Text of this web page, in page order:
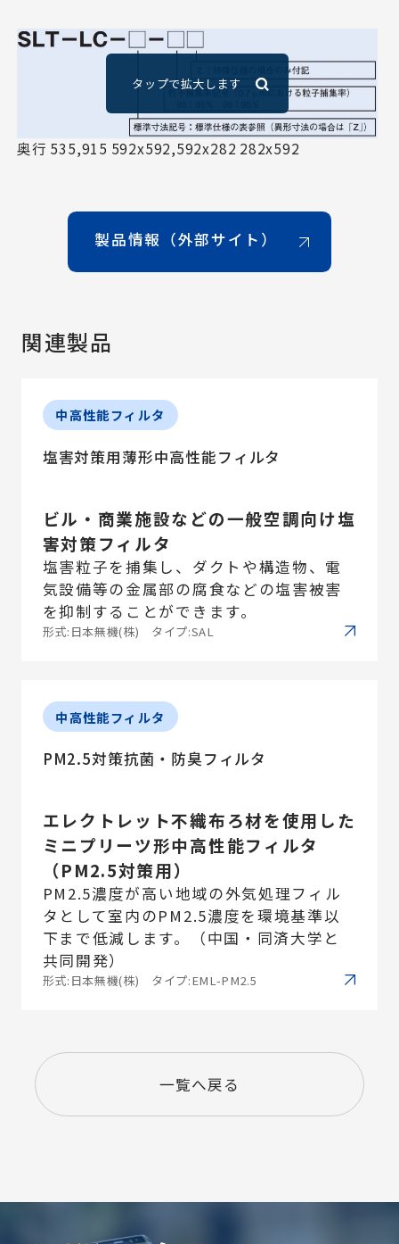
奥行 535,915 592x592,592x282 282x592
製品情報（外部サイト）
関連製品
中高性能フィルタ
塩害対策用薄形中高性能フィルタ
ビル・商業施設などの一般空調向け塩
害対策フィルタ
塩害粒子を捕集し、ダクトや構造物、電
気設備等の金属部の腐食などの塩害被害
を抑制することができます。
形式:日本無機(株) タイプ:SAL
中高性能フィルタ
PM2.5対策抗菌・防臭フィルタ
エレクトレット不織布ろ材を使用した
ミニプリーツ形中高性能フィルタ
（PM2.5対策用）
PM2.5濃度が高い地域の外気処理フィル
タとして室内のPM2.5濃度を環境基準以
下まで低減します。（中国・同済大学と
共同開発）
形式:日本無機(株) タイプ:EML-PM2.5
一覧へ戻る